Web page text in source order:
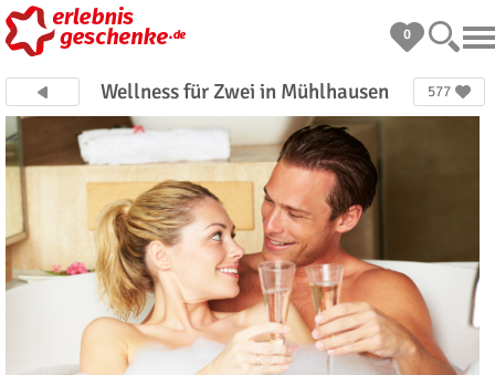
0
Wellness für Zwei in Mühlhausen 577